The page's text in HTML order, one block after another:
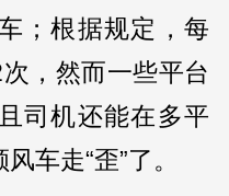
；根据规定，每
，然而一些平台
司机还能在多平
车走“歪”了。